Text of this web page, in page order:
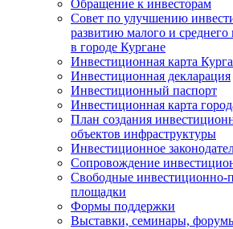
Обращение к инвесторам
Совет по улучшению
развитию малого и среднего
в городе Кургане
Инвестиционная карта
Инвестиционная декларация
Инвестиционный паспорт
Инвестиционная карта
План создания
объектов инфраструктуры
Инвестиционное
Сопровождение
Свободные инвестиционно-
площадки
Формы поддержки
Выставки, семинары,